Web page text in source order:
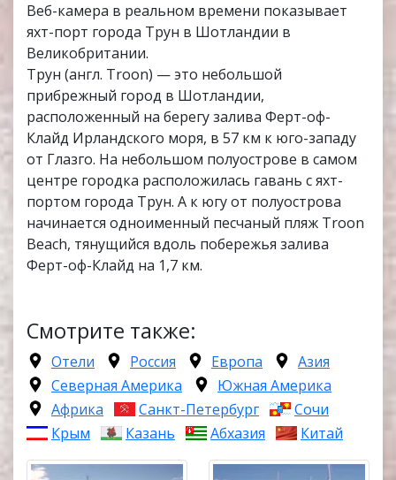
Веб-камера в реальном времени показывает
яхт-порт города Трун в Шотландии в
Великобритании.
Трун (англ. Troon) — это небольшой
прибрежный город в Шотландии,
расположенный на берегу залива Ферт-оф-
Клайд Ирландского моря, в 57 км к юго-западу
от Глазго. На небольшом полуострове в самом
центре городка расположилась гавань с яхт-
портом города Трун. А к югу от полуострова
начинается одноименный песчаный пляж Troon
Beach, тянущийся вдоль побережья залива
Ферт-оф-Клайд на 1,7 км.
Смотрите также:
Отели Россия Европа
Азия
Северная Америка
Южная Америка
Африка
Санкт-Петербург
Сочи
Крым
Казань Абхазия Китай